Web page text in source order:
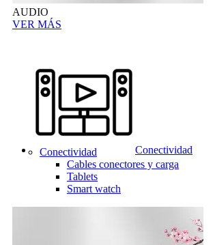
AUDIO
VER MÁS
Conectividad
Conectividad
Cables conectores y carga
Tablets
Smart watch